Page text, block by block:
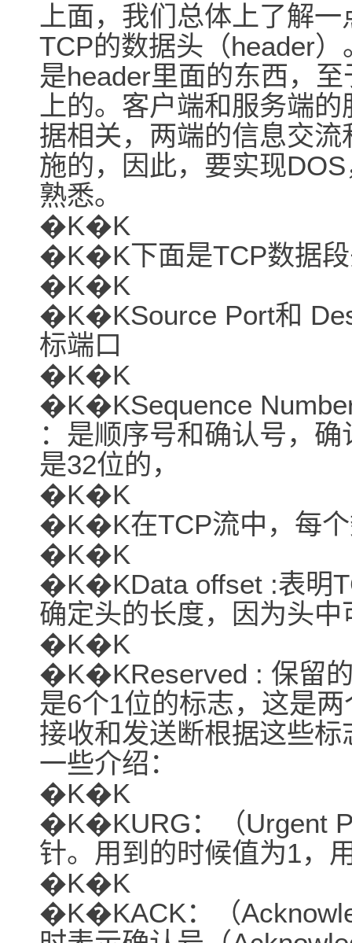
上面，我们总体上了解
TCP的数据头（header
是header里面的东西，
上的。客户端和服务端
据相关，两端的信息交
施的，因此，要实现
熟悉。
�K�K
�K�K下面是TCP数据段
�K�K
�K�KSource Port和
标端口
�K�K
�K�KSequence
：是顺序号和确认号，
是32位的，
�K�K
�K�K在TCP流中，每个
�K�K
�K�KData offset :表明
确定头的长度，因为头
�K�K
�K�KReserved : 保留
是6个1位的标志，这是
接收和发送断根据这些
一些介绍：
�K�K
�K�KURG：（Urgent
针。用到的时候值为1，
�K�K
�K�KACK：（